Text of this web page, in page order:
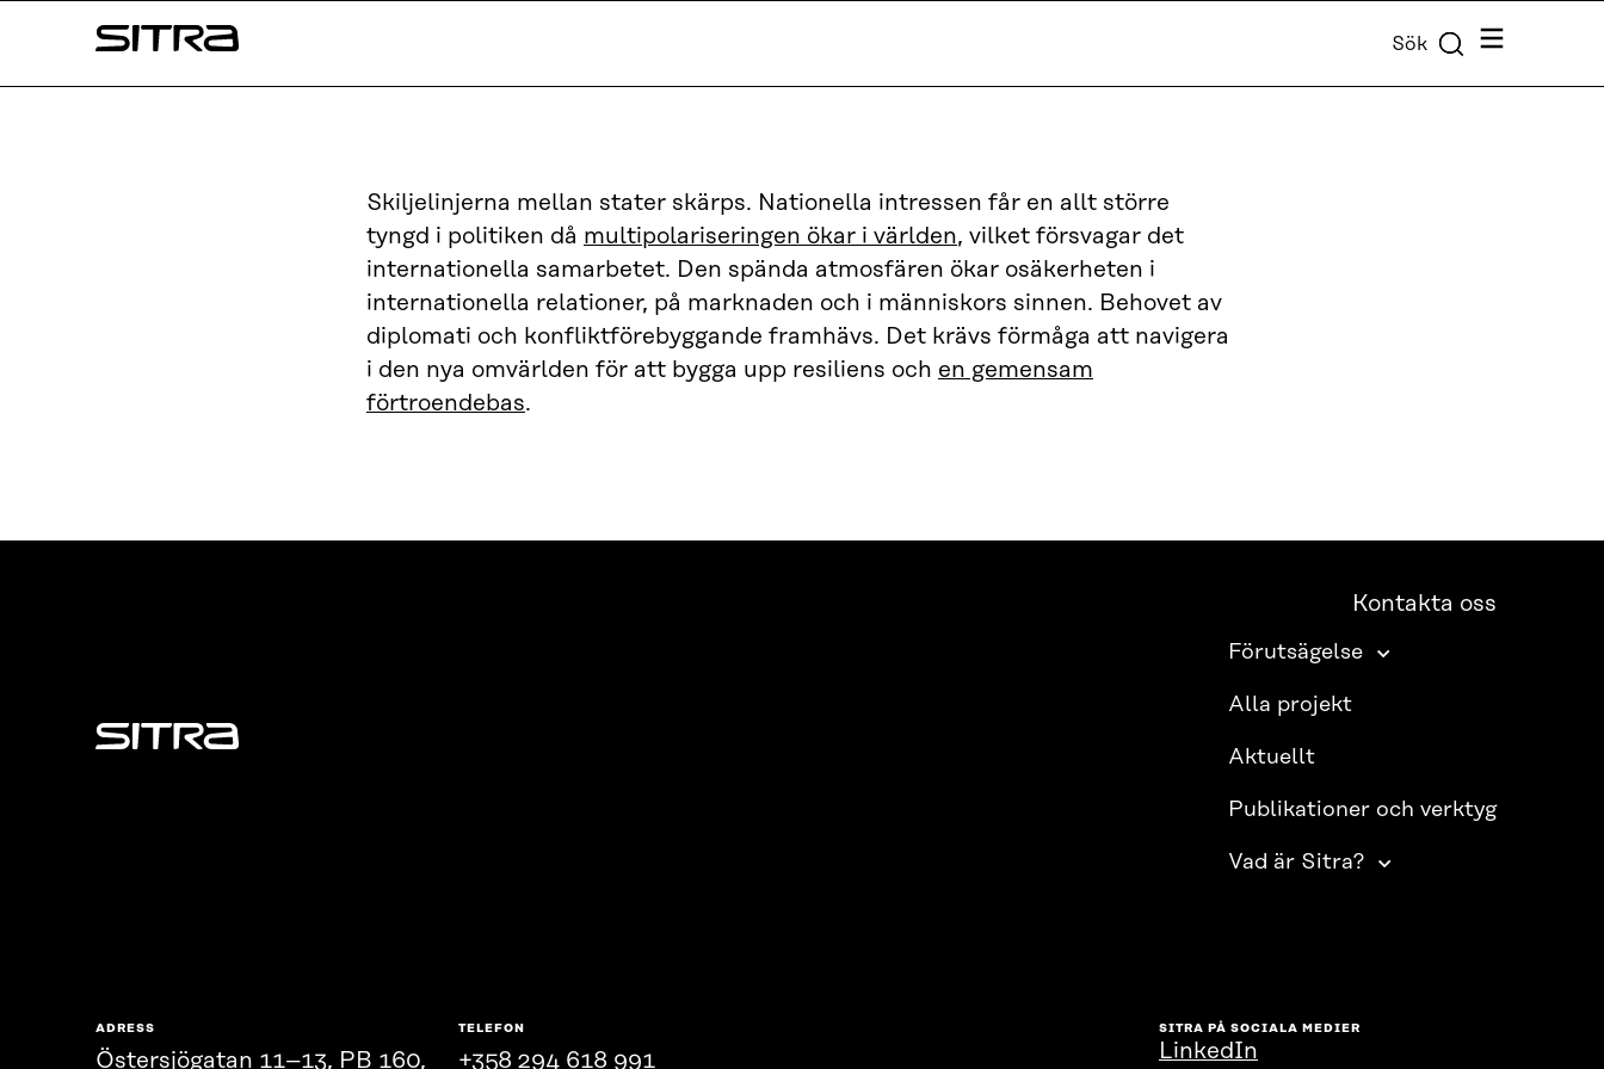
↓
Sitra Sök Meny
Skiljelinjerna mellan stater skärps. Nationella intressen får en allt större
tyngd i politiken då multipolariseringen ökar i världen, vilket försvagar det
internationella samarbetet. Den spända atmosfären ökar osäkerheten i
internationella relationer, på marknaden och i människors sinnen. Behovet av
diplomati och konfliktförebyggande framhävs. Det krävs förmåga att navigera
i den nya omvärlden för att bygga upp resiliens och en gemensam
förtroendebas.
Sitra
Kontakta oss
Förutsägelse
Alla projekt
Aktuellt
Publikationer och verktyg
Vad är Sitra?
ADRESS
Östersjögatan 11–13, PB 160,
TELEFON
+358 294 618 991
SITRA PÅ SOCIALA MEDIER
LinkedIn